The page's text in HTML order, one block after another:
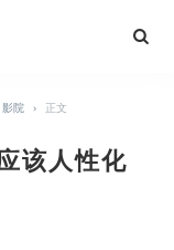
影院 › 正文
该人性化